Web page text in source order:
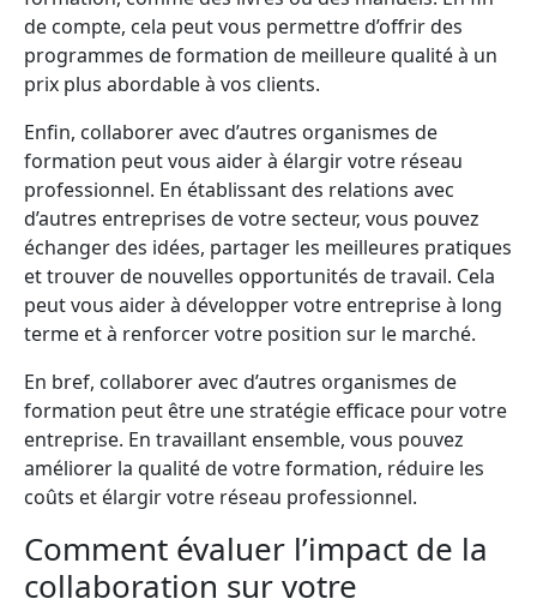
de compte, cela peut vous permettre d’offrir des
programmes de formation de meilleure qualité à un
prix plus abordable à vos clients.
Enfin, collaborer avec d’autres organismes de
formation peut vous aider à élargir votre réseau
professionnel. En établissant des relations avec
d’autres entreprises de votre secteur, vous pouvez
échanger des idées, partager les meilleures pratiques
et trouver de nouvelles opportunités de travail. Cela
peut vous aider à développer votre entreprise à long
terme et à renforcer votre position sur le marché.
En bref, collaborer avec d’autres organismes de
formation peut être une stratégie efficace pour votre
entreprise. En travaillant ensemble, vous pouvez
améliorer la qualité de votre formation, réduire les
coûts et élargir votre réseau professionnel.
Comment évaluer l’impact de la
collaboration sur votre